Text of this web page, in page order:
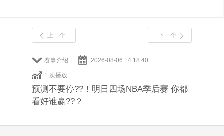
赛事介绍 2026-08-06 14:18:40
1 次播放
上一个 下一个
预测不要停??！明日四场NBA季后赛 你都
看好谁赢??？